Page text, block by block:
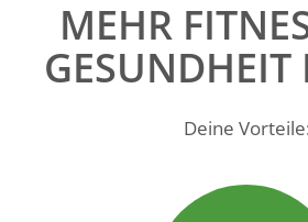
MEHR
GESUNDHEIT
Deine Vorteile: